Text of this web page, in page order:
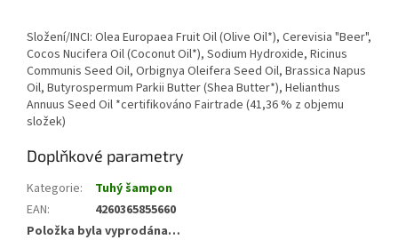
Složení/INCI: Olea Europaea Fruit Oil (Olive Oil*), Cerevisia "Beer",
Cocos Nucifera Oil (Coconut Oil*), Sodium Hydroxide, Ricinus
Communis Seed Oil, Orbignya Oleifera Seed Oil, Brassica Napus
Oil, Butyrospermum Parkii Butter (Shea Butter*), Helianthus
Annuus Seed Oil *certifikováno Fairtrade (41,36 % z objemu
složek)
Doplňkové parametry
Kategorie:
Tuhý šampon
EAN:
4260365855660
Položka byla vyprodána…